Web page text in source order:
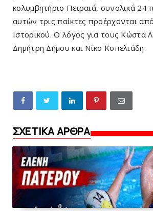
κολυμβητήριο Πειραιά, συνολικά 24
αυτών τρις παίκτες προέρχονται
Ιστορικού. Ο λόγος για τους Κώστα
Δημήτρη Δήμου και Νίκο Κοπελιάδη.
ΣΧΕΤΙΚΑ ΑΡΘΡΑ